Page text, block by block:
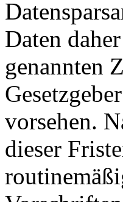
Daten
genannten
vorsehen.
dieser